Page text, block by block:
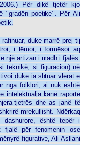
2006.) Për dikë tjetër kjo
poetike’’. Për Ali
duke marrë prej tij
i lëmoi, i formësoi aq
një artizan i madh i fjalës.
teknikë, si figuracion) në
duke ia shtuar vlerat e
nga folklori, ai nuk është
intelektualja kanë raporte
tjetrës dhe as janë të
mrekullisht. Ndërkaq
është tepër i
për fenomenin ose
figurative, Ali Asllani